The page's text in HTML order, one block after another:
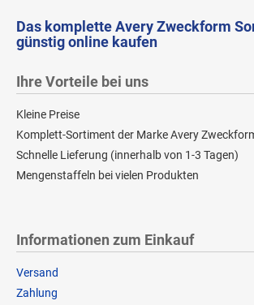
Das komplette Avery Zweckform
günstig online kaufen
Ihre Vorteile bei uns
Kleine Preise
Komplett-Sortiment der Marke Avery
Schnelle Lieferung (innerhalb von 1-3 Tagen)
Mengenstaffeln bei vielen Produkten
Informationen zum Einkauf
Versand
Zahlung